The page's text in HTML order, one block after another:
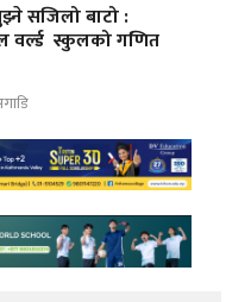
सजिलो बाटो :
वर्ल्ड स्कुलको गणित